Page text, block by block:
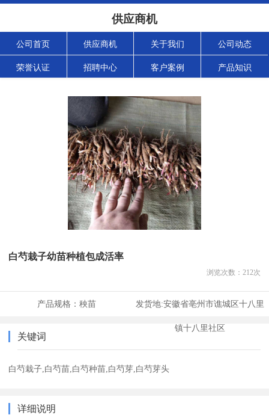
供应商机
公司首页 供应商机 关于我们 公司动态
荣誉认证 招聘中心 客户案例 产品知识
白芍栽子幼苗种植包成活率
浏览次数： 212次
产品规格： 秧苗 发货地:安徽省亳州市谯城区十八里
镇十八里社区
关键词
白芍栽子,白芍苗,白芍种苗,白芍芽,白芍芽头
详细说明